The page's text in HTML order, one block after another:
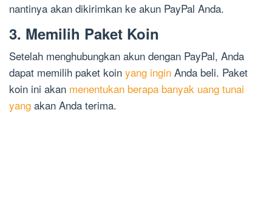
nantinya akan dikirimkan ke akun PayPal Anda.
3. Memilih Paket Koin
Setelah menghubungkan akun dengan PayPal, Anda
dapat memilih paket koin yang ingin Anda beli. Paket
koin ini akan menentukan berapa banyak uang tunai
yang akan Anda terima.